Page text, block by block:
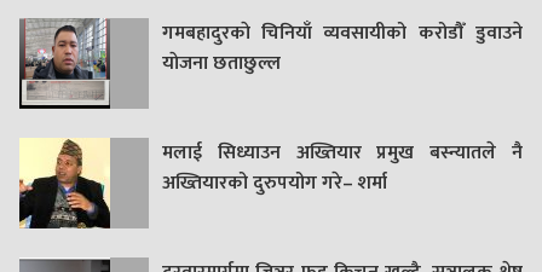
गमबहादुरकाे चिनियाँ व्यवसायीको करोडौँ डुवाउने
याेजना छताछुल्ल
मलाई सिध्याउन अख्तियार प्रमुख बस्न्यातले नै
अख्तियारको दुरुपयोग गरे– शर्मा